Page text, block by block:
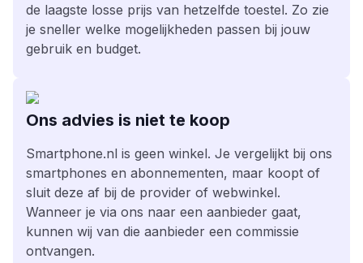
de laagste losse prijs van hetzelfde toestel. Zo zie
je sneller welke mogelijkheden passen bij jouw
gebruik en budget.
Ons advies is niet te koop
Smartphone.nl is geen winkel. Je vergelijkt bij ons
smartphones en abonnementen, maar koopt of
sluit deze af bij de provider of webwinkel.
Wanneer je via ons naar een aanbieder gaat,
kunnen wij van die aanbieder een commissie
ontvangen.